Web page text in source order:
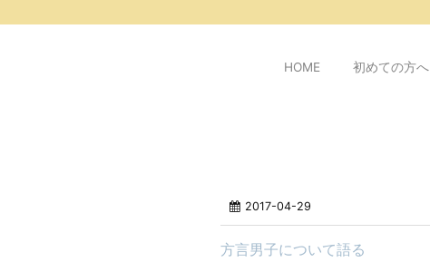
HOME 初めての方へ
2017-04-29
方言男子について語る